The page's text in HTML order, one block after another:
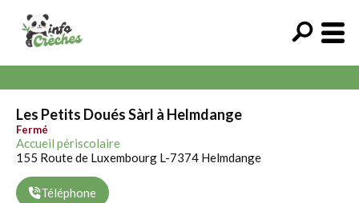
Les Petits Doués Sàrl à Helmdange
Fermé
Accueil périscolaire
155 Route de Luxembourg L-7374 Helmdange
Téléphone